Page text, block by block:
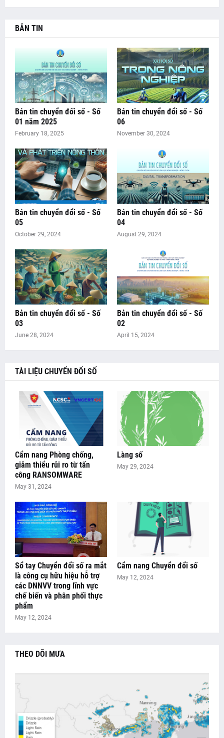
BẢN TIN
Bản tin chuyển đối số - Số
01 năm 2025
February 18, 2025
Bản tin chuyển đổi số - Số
06
November 30, 2024
Bản tin chuyển đổi số - Số
05
October 29, 2024
Bản tin chuyển đổi số - Số
04
August 29, 2024
Bản tin chuyển đổi số - Số
03
June 28, 2024
Bản tin chuyển đổi số - Số
02
April 15, 2024
TÀI LIỆU CHUYỂN ĐỔI SỐ
Cẩm nang Phòng chống,
giảm thiểu rủi ro từ tấn
công RANSOMWARE
May 31, 2024
Làng số
May 29, 2024
Sổ tay Chuyển đổi số ra mắt
là công cụ hữu hiệu hỗ trợ
các DNNVV trong lĩnh vực
chế biến và phân phối thực
phẩm
May 12, 2024
Cẩm nang Chuyển đổi số
May 12, 2024
THEO DÕI MƯA